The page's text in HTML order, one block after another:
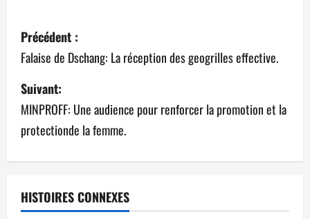
Précédent :
Falaise de Dschang: La réception des geogrilles effective.
Suivant:
MINPROFF: Une audience pour renforcer la promotion et la
protectionde la femme.
HISTOIRES CONNEXES